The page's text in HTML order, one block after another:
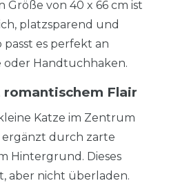
Größe von 40 x 66 cm ist
platzsparend und
es perfekt an
oder Handtuchhaken.
Flair
Katze im Zentrum
ergänzt durch zarte
Hintergrund. Dieses
aber nicht überladen.